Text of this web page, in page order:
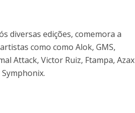
diversas edições, comemora a
como como Alok, GMS,
Attack, Victor Ruiz, Ftampa, Azax